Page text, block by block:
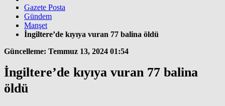
Gazete Posta
Gündem
Manşet
İngiltere’de kıyıya vuran 77 balina öldü
Güncelleme: Temmuz 13, 2024 01:54
İngiltere’de kıyıya vuran 77 balina
öldü